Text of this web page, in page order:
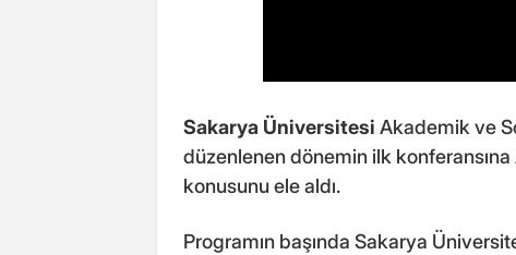
Sakarya Üniversitesi Akademik ve
düzenlenen dönemin ilk konferansına
konusunu ele aldı.
Programın başında Sakarya